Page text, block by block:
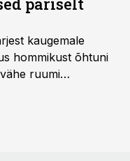
kaugemale
hommikust õhtuni
ruumi